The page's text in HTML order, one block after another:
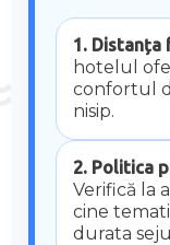
1. Distanța
hotelul
confortul
nisip.
2. Politica
Verifică la
cine
durata